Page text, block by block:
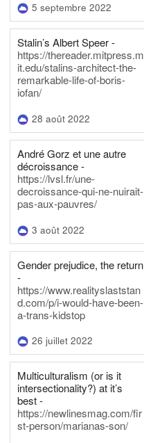
5 septembre 2022
Stalin’s Albert Speer -
https://thereader.mitpress.m
it.edu/stalins-architect-the-
remarkable-life-of-boris-
iofan/
28 août 2022
André Gorz et une autre
décroissance -
https://lvsl.fr/une-
decroissance-qui-ne-nuirait-
pas-aux-pauvres/
3 août 2022
Gender prejudice, the return
-
https://www.realityslaststan
d.com/p/i-would-have-been-
a-trans-kidstop
26 juillet 2022
Multiculturalism (or is it
intersectionality?) at it’s
best -
https://newlinesmag.com/fir
st-person/marianas-son/